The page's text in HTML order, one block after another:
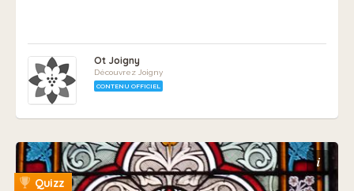
Ot Joigny
Découvrez Joigny
CONTENU OFFICIEL
i
Quizz